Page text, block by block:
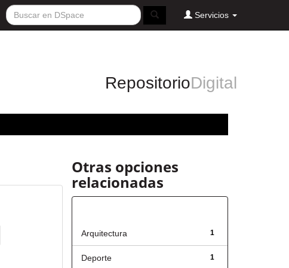
Servicios
RepositorioDigital
Otras opciones
relacionadas
1
Arquitectura
1
Deporte